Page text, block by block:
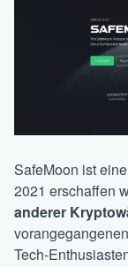
SafeMoon ist
2021 erschaffen
anderer
Tech-